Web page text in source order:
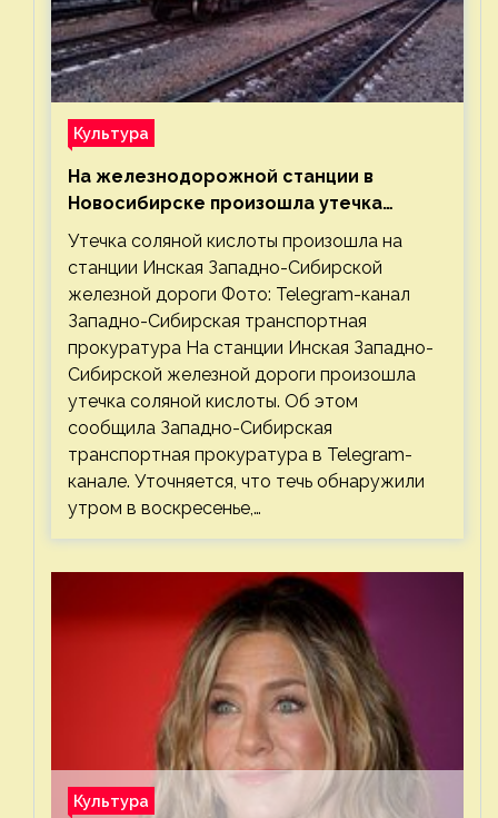
Культура
На железнодорожной станции в
Новосибирске произошла утечка
соляной кислоты
Утечка соляной кислоты произошла на
станции Инская Западно-Сибирской
железной дороги Фото: Telegram-канал
Западно-Сибирская транспортная
прокуратура На станции Инская Западно-
Сибирской железной дороги произошла
утечка соляной кислоты. Об этом
сообщила Западно-Сибирская
транспортная прокуратура в Telegram-
канале. Уточняется, что течь обнаружили
утром в воскресенье,…
Культура